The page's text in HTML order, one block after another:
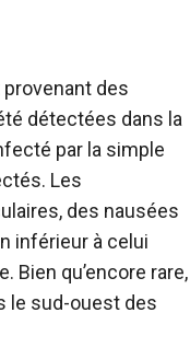
des
détectées dans la
par la simple
Les
des nausées
inférieur à celui
Bien qu’encore rare,
le sud-ouest des